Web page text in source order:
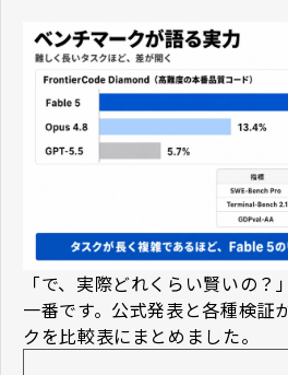
「で、実際どれくらい賢いの
一番です。公式発表と各種検証
クを比較表にまとめました。